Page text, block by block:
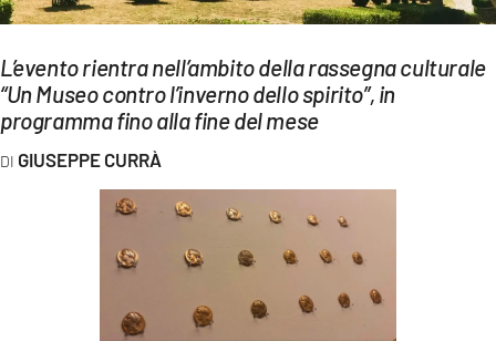
LAC TV
LAC NETWORK
LAC ONAIR
LACONAIR.IT
L’evento rientra nell’ambito della rassegna culturale
“Un Museo contro l’inverno dello spirito”, in
programma fino alla fine del mese
GIUSEPPE CURRÀ